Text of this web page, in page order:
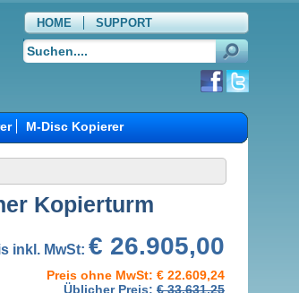
Kopierturm
inkl. MwSt: € 26.905,00
Preis ohne MwSt: € 22.609,24
Üblicher Preis: € 33.631,25
M-Disc Kopierer
HOME
SUPPORT
WARENKORB